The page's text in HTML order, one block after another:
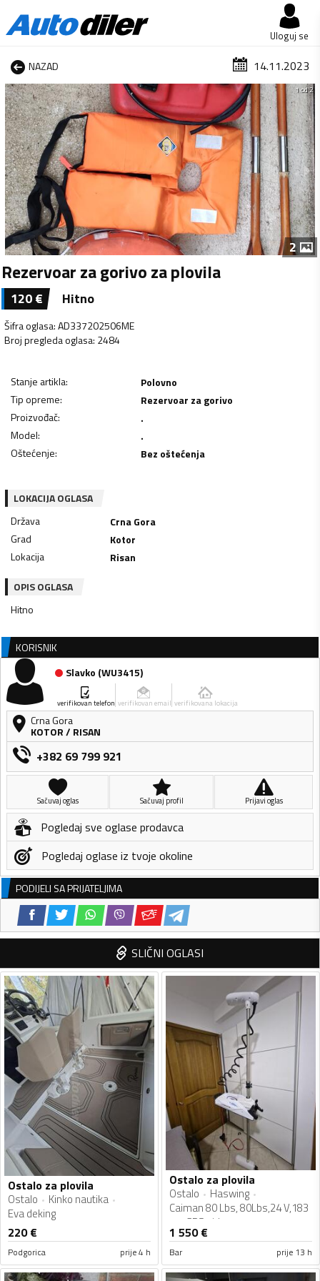
Uloguj se
NAZAD 14.11.2023
1 od 2
2
Rezervoar za gorivo za plovila
120€ Hitno
Šifra oglasa:AD337202506ME
Broj pregleda oglasa: 2484
Stanje artikla:
Polovno
Tip opreme:
Rezervoar za gorivo
Proizvođač:
.
Model:
.
Oštećenje: Bez oštećenja
LOKACIJA OGLASA
Država
Crna Gora
Grad
Kotor
Lokacija
Risan
OPIS OGLASA
Hitno
KORISNIK
Slavko (WU3415)
verifikovan telefon verifikovan email verifikovana lokacija
Crna Gora
KOTOR/ RISAN
+382 69 799 921
Sačuvaj oglas Sačuvaj profil Prijavi oglas
Pogledaj sve oglase prodavca
Pogledaj oglase iz tvoje okoline
PODIJELI SA PRIJATELJIMA
SLIČNI OGLASI
Ostalo za plovila
Ostalo
Kinko nautika
Eva deking
220€
Podgorica prije 4 h
Ostalo za plovila
Ostalo
Haswing
Caiman 80 Lbs, 80Lbs,24 V,183
cm,GPS sidro
1 550€
Bar prije 13 h